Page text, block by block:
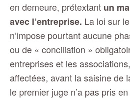
en demeure, prétextant un
avec l’entreprise. La loi sur
n’impose pourtant aucune
ou de « conciliation »
entreprises et les
affectées, avant la saisine de
le premier juge n’a pas pris